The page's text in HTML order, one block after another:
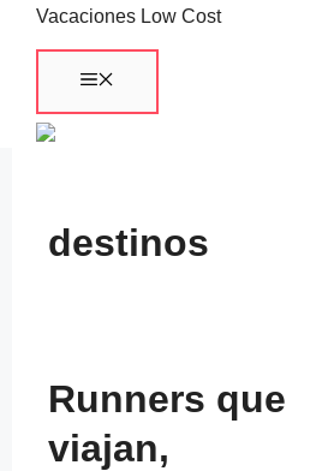
Saltar
contenido
Vacaciones Low Cost
destinos
Runners que
viajan,